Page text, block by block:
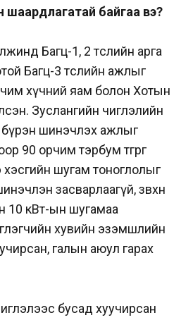
шаардлагатай байгаа вэ?
Багц-1, 2 төслийн арга
Багц-3 төслийн ажлыг
хүчний яам болон Хотын
Зуслангийн чиглэлийн
шинэчлэх ажлыг
90 орчим тэрбум төгрөг
шугам тоноглолыг
засварлаагүй, зөвхөн
10 кВт-ын шугамаа
хувийн эзэмшлийн
галын аюул гарах
бусад хуучирсан